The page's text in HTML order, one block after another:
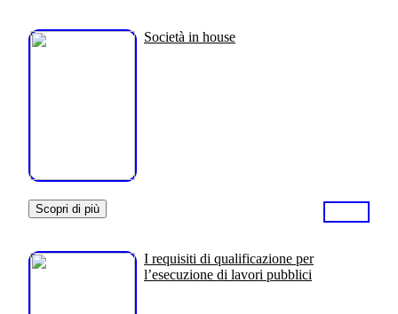
Società in house
Scopri di più
I requisiti di qualificazione per
l’esecuzione di lavori pubblici